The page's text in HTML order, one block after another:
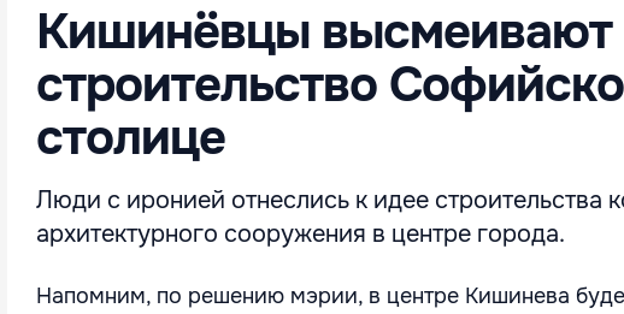
Кишинёвцы высмеивают
строительство
столице
Люди с иронией отнеслись к идее строительства
архитектурного сооружения в центре города.
Напомним, по решению мэрии, в центре Кишинева